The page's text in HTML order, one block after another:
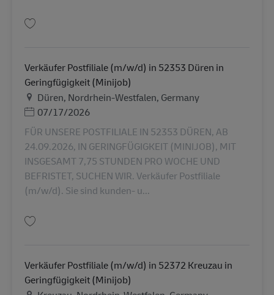
Verkäufer Postfiliale (m/w/d) in 52353 Düren in
Geringfügigkeit (Minijob)
Địa điểm
Düren, Nordrhein-Westfalen, Germany
Posted Date
07/17/2026
FÜR UNSERE POSTFILIALE IN 52353 DÜREN, AB
24.09.2026, IN GERINGFÜGIGKEIT (MINIJOB), MIT
INSGESAMT 7,75 STUNDEN PRO WOCHE UND
BEFRISTET, SUCHEN WIR. Verkäufer Postfiliale
(m/w/d). Sie sind kunden- u...
Verkäufer Postfiliale (m/w/d) in 52372 Kreuzau in
Geringfügigkeit (Minijob)